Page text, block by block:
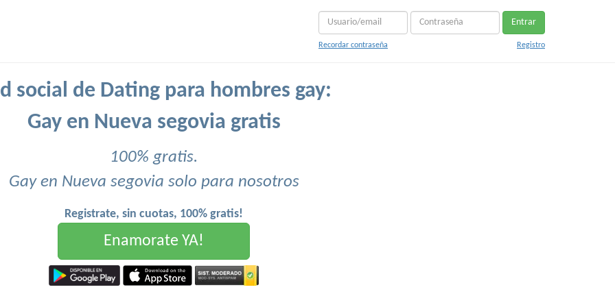
Entrar
Recordar contraseña Registro
social de Dating para hombres gay:
Gay en Nueva segovia gratis
100% gratis.
Gay en Nueva segovia solo para nosotros
Registrate, sin cuotas, 100% gratis!
Enamorate YA!